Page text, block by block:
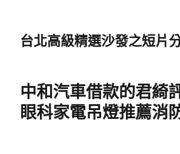
台北高級精選沙發之短片
中和汽車借款的君綺
眼科家電吊燈推薦消